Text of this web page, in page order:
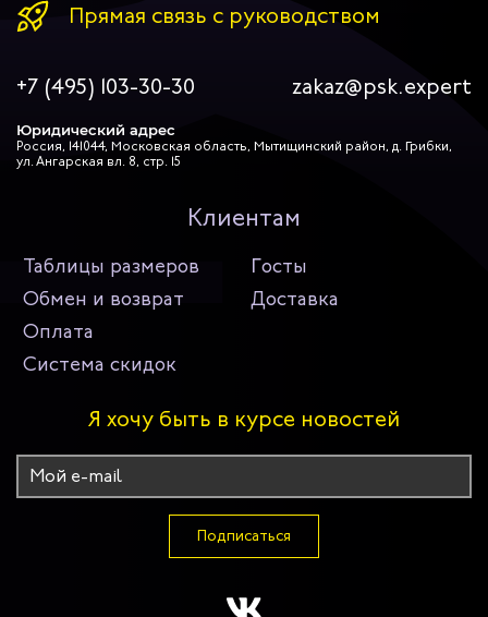
Прямая связь с руководством
+7 (495) 103-30-30 zakaz@psk.expert
Юридический адрес
Россия, 141044, Московская область, Мытищинский район, д. Грибки,
ул. Ангарская вл. 8, стр. 15
Клиентам
Таблицы размеров
Госты
Обмен и возврат
Доставка
Оплата
Система скидок
Я хочу быть в курсе новостей
Подписаться